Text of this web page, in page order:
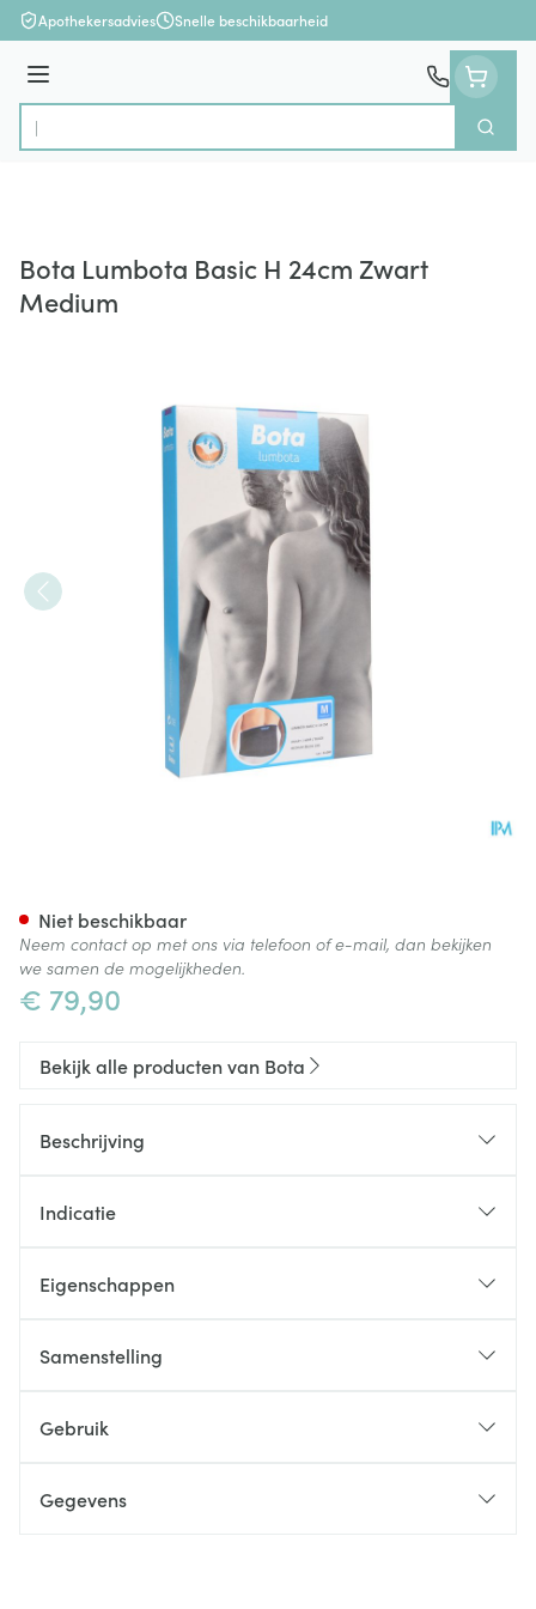
Ga naar de inhoud
Apothekersadvies Snelle beschikbaarheid
Menu
Product, merk, categorie...
Zoek
Bota Lumbota Basic H 24cm Zwart
Medium
€ 79,90
Niet beschikbaar
Neem contact op met ons via telefoon of e-mail, dan bekijken
we samen de mogelijkheden.
Bekijk alle producten van Bota
Beschrijving
Indicatie
Eigenschappen
Samenstelling
Gebruik
Gegevens